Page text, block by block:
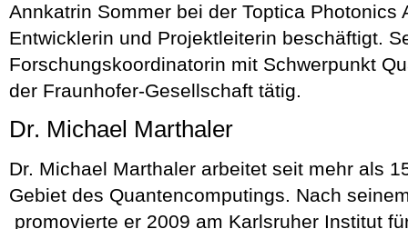
Annkatrin Sommer bei der Toptica Photonics
Entwicklerin und Projektleiterin beschäftigt.
Forschungskoordinatorin mit Schwerpunkt
der Fraunhofer-Gesellschaft tätig.
Dr. Michael Marthaler
Dr. Michael Marthaler arbeitet seit mehr als
Gebiet des Quantencomputings. Nach
promovierte er 2009 am Karlsruher Institut